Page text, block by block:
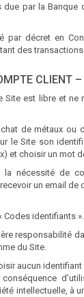
par la Banque
par décret en
des
CLIENT
Site est libre et ne
de métaux ou
le Site son
et choisir un mot
nécessité de
un email de
Codes identifiants ».
responsabilité
du Site.
aucun
intellectuelle, à